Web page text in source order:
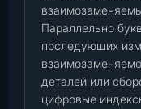
Параллельно
последующих
деталей или
цифровые